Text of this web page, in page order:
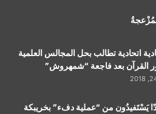
اتحادية تطالب بحل المجالس العلمية
القرآن بعد فاجعة “شمهروش”